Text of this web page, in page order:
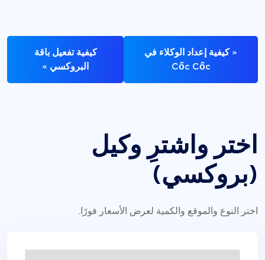
« كيفية إعداد الوكلاء في
Cốc Cốc
كيفية تفعيل باقة
البروكسي »
اختر واشترِ وكيل
(بروكسي)
اختر النوع والموقع والكمية لعرض الأسعار فورًا.